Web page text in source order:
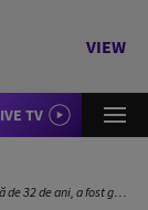
VIEW
TV
mort în faţa unei clădiri din Moscova